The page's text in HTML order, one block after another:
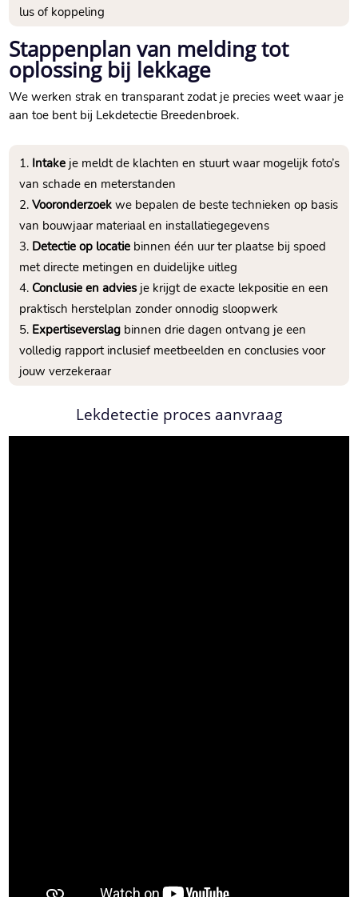
lus of koppeling
Stappenplan van melding tot
oplossing bij lekkage
We werken strak en transparant zodat je precies weet waar je
aan toe bent bij Lekdetectie Breedenbroek.​
Intake je meldt de klachten en stuurt waar mogelijk foto’s
van schade en meterstanden
Vooronderzoek we bepalen de beste technieken op basis
van bouwjaar materiaal en installatiegegevens
Detectie op locatie binnen één uur ter plaatse bij spoed
met directe metingen en duidelijke uitleg
Conclusie en advies je krijgt de exacte lekpositie en een
praktisch herstelplan zonder onnodig sloopwerk
Expertiseverslag binnen drie dagen ontvang je een
volledig rapport inclusief meetbeelden en conclusies voor
jouw verzekeraar
Lekdetectie proces aanvraag